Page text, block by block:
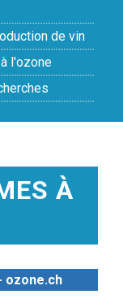
de vin
l'ozone
À
ozone.ch